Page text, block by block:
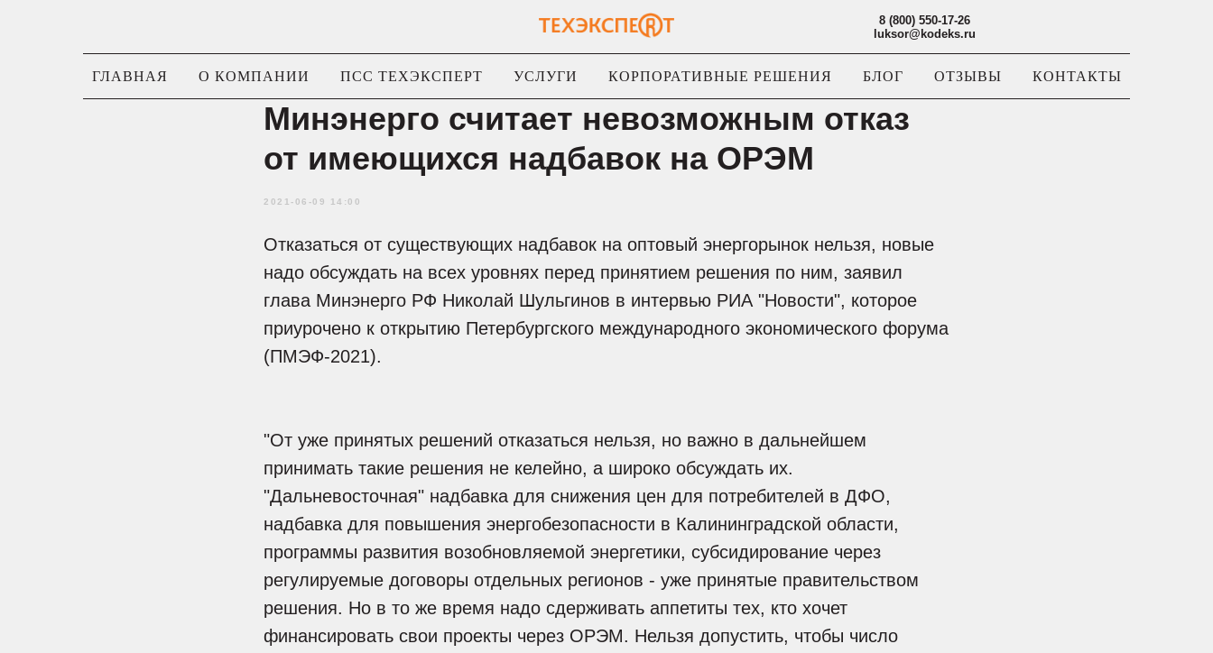
8 (800) 550-17-26
luksor@kodeks.ru
ГЛАВНАЯ О КОМПАНИИ ПСС ТЕХЭКСПЕРТ УСЛУГИ КОРПОРАТИВНЫЕ РЕШЕНИЯ БЛОГ ОТЗЫВЫ КОНТАКТЫ
Минэнерго считает невозможным отказ
от имеющихся надбавок на ОРЭМ
2021-06-09 14:00
Отказаться от существующих надбавок на оптовый энергорынок нельзя, новые
надо обсуждать на всех уровнях перед принятием решения по ним, заявил
глава Минэнерго РФ Николай Шульгинов в интервью РИА "Новости", которое
приурочено к открытию Петербургского международного экономического форума
(ПМЭФ-2021).
"От уже принятых решений отказаться нельзя, но важно в дальнейшем
принимать такие решения не келейно, а широко обсуждать их.
"Дальневосточная" надбавка для снижения цен для потребителей в ДФО,
надбавка для повышения энергобезопасности в Калининградской области,
программы развития возобновляемой энергетики, субсидирование через
регулируемые договоры отдельных регионов - уже принятые правительством
решения. Но в то же время надо сдерживать аппетиты тех, кто хочет
финансировать свои проекты через ОРЭМ. Нельзя допустить, чтобы число